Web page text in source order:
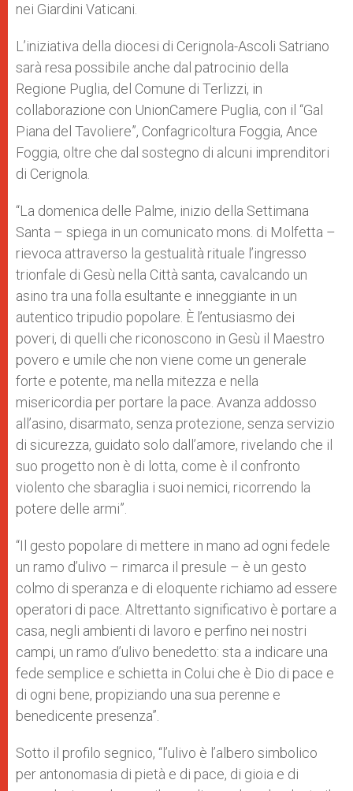
nei Giardini Vaticani.
L’iniziativa della diocesi di Cerignola-Ascoli Satriano
sarà resa possibile anche dal patrocinio della
Regione Puglia, del Comune di Terlizzi, in
collaborazione con UnionCamere Puglia, con il “Gal
Piana del Tavoliere”, Confagricoltura Foggia, Ance
Foggia, oltre che dal sostegno di alcuni imprenditori
di Cerignola.
“La domenica delle Palme, inizio della Settimana
Santa – spiega in un comunicato mons. di Molfetta –
rievoca attraverso la gestualità rituale l’ingresso
trionfale di Gesù nella Città santa, cavalcando un
asino tra una folla esultante e inneggiante in un
autentico tripudio popolare. È l’entusiasmo dei
poveri, di quelli che riconoscono in Gesù il Maestro
povero e umile che non viene come un generale
forte e potente, ma nella mitezza e nella
misericordia per portare la pace. Avanza addosso
all’asino, disarmato, senza protezione, senza servizio
di sicurezza, guidato solo dall’amore, rivelando che il
suo progetto non è di lotta, come è il confronto
violento che sbaraglia i suoi nemici, ricorrendo la
potere delle armi”.
“Il gesto popolare di mettere in mano ad ogni fedele
un ramo d’ulivo – rimarca il presule – è un gesto
colmo di speranza e di eloquente richiamo ad essere
operatori di pace. Altrettanto significativo è portare a
casa, negli ambienti di lavoro e perfino nei nostri
campi, un ramo d’ulivo benedetto: sta a indicare una
fede semplice e schietta in Colui che è Dio di pace e
di ogni bene, propiziando una sua perenne e
benedicente presenza”.
Sotto il profilo segnico, “l’ulivo è l’albero simbolico
per antonomasia di pietà e di pace, di gioia e di